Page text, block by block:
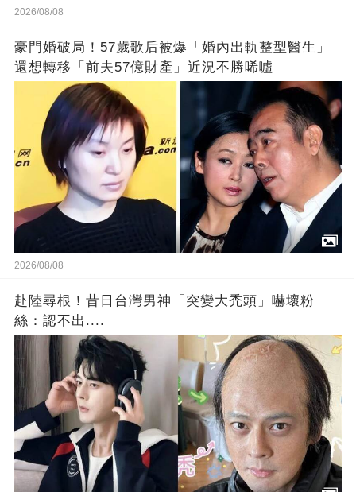
2026/08/08
豪門婚破局！57歲歌后被爆「婚內出軌整型醫生」
還想轉移「前夫57億財產」近況不勝唏噓
2026/08/08
赴陸尋根！昔日台灣男神「突變大禿頭」嚇壞粉
絲：認不出....